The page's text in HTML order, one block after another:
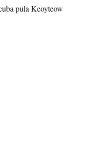
pula Keoyteow